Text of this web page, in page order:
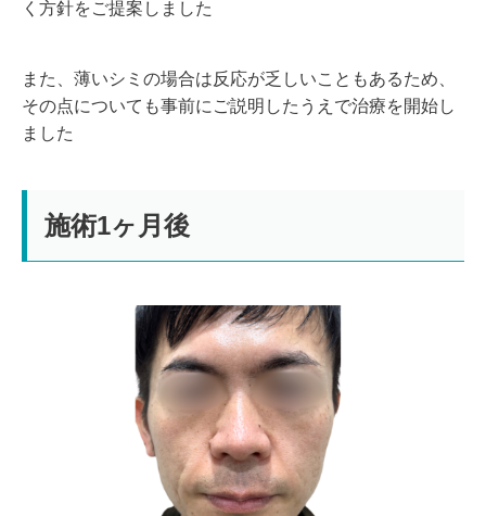
く方針をご提案しました
また、薄いシミの場合は反応が乏しいこともあるため、
その点についても事前にご説明したうえで治療を開始し
ました
施術1ヶ月後